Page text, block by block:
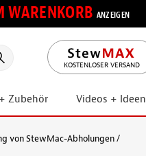
WARENKORB ANZEIGEN
KOSTENLOSER VERSAND
Zubehör Videos + Ideen
von StewMac-Abholungen